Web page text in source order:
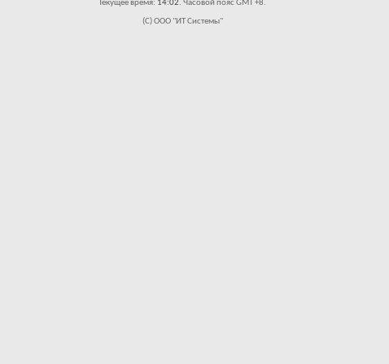
Текущее время: 14:02. Часовой пояс GMT +8.
(C) ООО "ИТ Системы"